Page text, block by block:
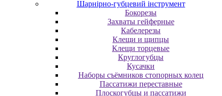
Шарнірно-губцевий інструмент
Бокорезы
Захваты гейферные
Кабелерезы
Клещи и щипцы
Клещи торцевые
Круглогубцы
Кусачки
Наборы съёмников стопорных колец
Пассатижи переставные
Плоскогубцы и пассатижи